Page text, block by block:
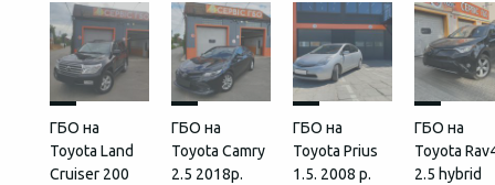
ГБО на
Toyota Land
Cruiser 200
ГБО на
Toyota Camry
2.5 2018р.
ГБО на
Toyota Prius
1.5. 2008 р.
ГБО на
Toyota
2.5 hybrid